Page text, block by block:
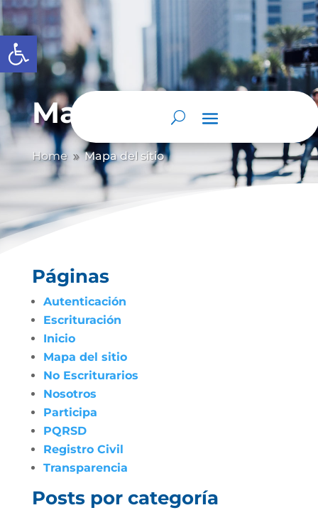
Abrir barra de herramientas
Mapa del sitio
Home 9 Mapa del sitio
Páginas
Autenticación
Escrituración
Inicio
Mapa del sitio
No Escriturarios
Nosotros
Participa
PQRSD
Registro Civil
Transparencia
Posts por categoría